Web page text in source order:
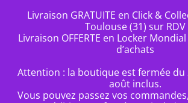
Livraison GRATUITE en Click &
Toulouse (31) sur RDV
Livraison OFFERTE en Locker
d’achats
Attention : la boutique est fermée du
août inclus.
Vous pouvez passez vos